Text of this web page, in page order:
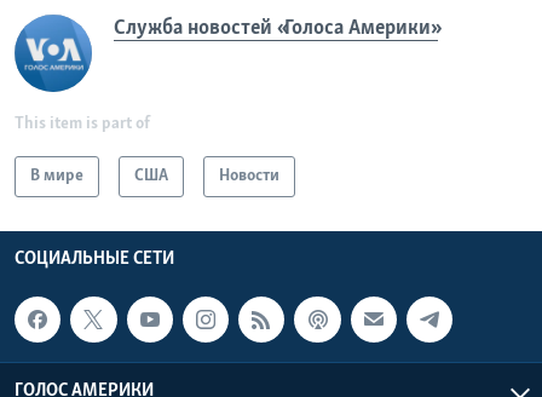
Служба новостей «Голоса Америки»
This item is part of
В мире США Новости
СОЦИАЛЬНЫЕ СЕТИ
ГОЛОС АМЕРИКИ